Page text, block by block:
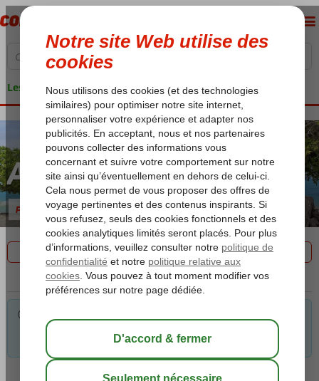
Les garanties de vacances
Aruba
Photos et Vidéos
Filtrez les 0 offres
Vous pouvez supprimer un ou plusieurs critères pour encore